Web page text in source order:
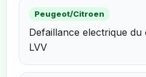
Peugeot/Citroen
Defaillance electrique
LVV